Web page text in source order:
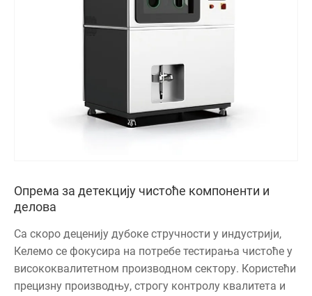
Опрема за детекцију чистоће компоненти и
делова
Са скоро деценију дубоке стручности у индустрији,
Келемо се фокусира на потребе тестирања чистоће у
висококвалитетном производном сектору. Користећи
прецизну производњу, строгу контролу квалитета и